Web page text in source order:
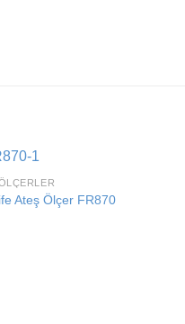
Ateş Ölçer FR870